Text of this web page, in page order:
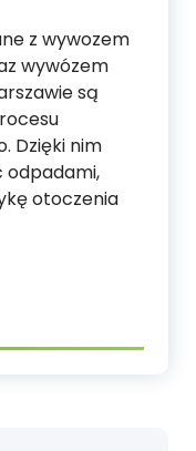
z wywozem
wywózem
są
Dzięki nim
odpadami,
otoczenia